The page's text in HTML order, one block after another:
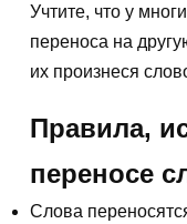
Учтите, что у
переноса на
их произнеся
Правила,
переносе
Слова